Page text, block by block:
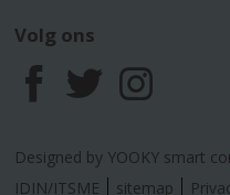
Volg ons
F
a
T
w
I
n
Designed by YOOKY smart
IDIN/ITSME
sitemap